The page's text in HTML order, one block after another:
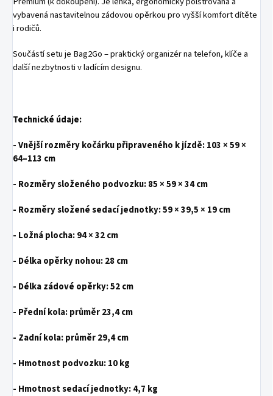
vybavená nastavitelnou zádovou opěrkou pro vyšší komfort dítěte
i rodičů.
Součástí setu je Bag2Go – praktický organizér na telefon, klíče a
další nezbytnosti v ladícím designu.
Technické údaje:
- Vnější rozměry kočárku připraveného k jízdě: 103 × 59 ×
64–113 cm
- Rozměry složeného podvozku: 85 × 59 × 34 cm
- Rozměry složené sedací jednotky: 59 × 39,5 × 19 cm
- Ložná plocha: 94 × 32 cm
- Délka opěrky nohou: 28 cm
- Délka zádové opěrky: 52 cm
- Přední kola: průměr 23,4 cm
- Zadní kola: průměr 29,4 cm
- Hmotnost podvozku: 10 kg
- Hmotnost sedací jednotky: 4,7 kg